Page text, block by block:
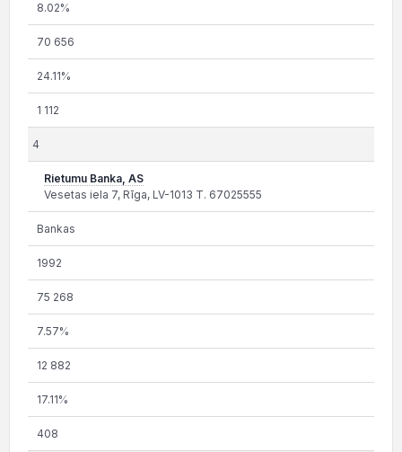
8.02%
70 656
24.11%
1 112
4
Rietumu Banka, AS
Vesetas iela 7, Rīga, LV-1013 T. 67025555
Bankas
1992
75 268
7.57%
12 882
17.11%
408